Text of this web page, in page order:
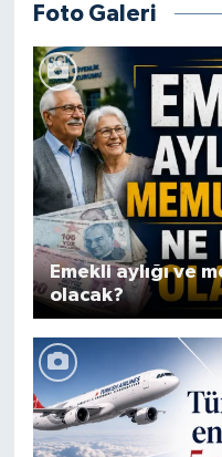
Foto Galeri
Emekli aylığı ve
olacak?